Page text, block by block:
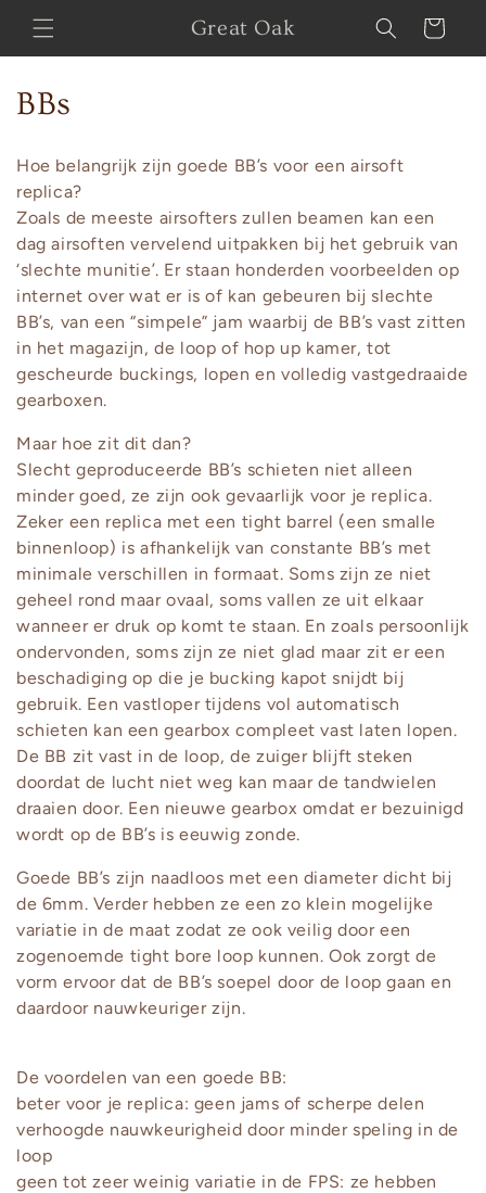
Skip to
content
Great Oak Cart
C
l
l
e
c
t
i
o
n
:
BBs
Hoe belangrijk zijn goede BB’s voor een airsoft
replica?
Zoals de meeste airsofters zullen beamen kan een
dag airsoften vervelend uitpakken bij het gebruik van
‘slechte munitie’. Er staan honderden voorbeelden op
internet over wat er is of kan gebeuren bij slechte
BB’s, van een “simpele” jam waarbij de BB’s vast zitten
in het magazijn, de loop of hop up kamer, tot
gescheurde buckings, lopen en volledig vastgedraaide
gearboxen.
Maar hoe zit dit dan?
Slecht geproduceerde BB’s schieten niet alleen
minder goed, ze zijn ook gevaarlijk voor je replica.
Zeker een replica met een tight barrel (een smalle
binnenloop) is afhankelijk van constante BB’s met
minimale verschillen in formaat. Soms zijn ze niet
geheel rond maar ovaal, soms vallen ze uit elkaar
wanneer er druk op komt te staan. En zoals persoonlijk
ondervonden, soms zijn ze niet glad maar zit er een
beschadiging op die je bucking kapot snijdt bij
gebruik. Een vastloper tijdens vol automatisch
schieten kan een gearbox compleet vast laten lopen.
De BB zit vast in de loop, de zuiger blijft steken
doordat de lucht niet weg kan maar de tandwielen
draaien door. Een nieuwe gearbox omdat er bezuinigd
wordt op de BB’s is eeuwig zonde.
Goede BB’s zijn naadloos met een diameter dicht bij
de 6mm. Verder hebben ze een zo klein mogelijke
variatie in de maat zodat ze ook veilig door een
zogenoemde tight bore loop kunnen. Ook zorgt de
vorm ervoor dat de BB’s soepel door de loop gaan en
daardoor nauwkeuriger zijn.
De voordelen van een goede BB:
beter voor je replica: geen jams of scherpe delen
verhoogde nauwkeurigheid door minder speling in de
loop
geen tot zeer weinig variatie in de FPS: ze hebben